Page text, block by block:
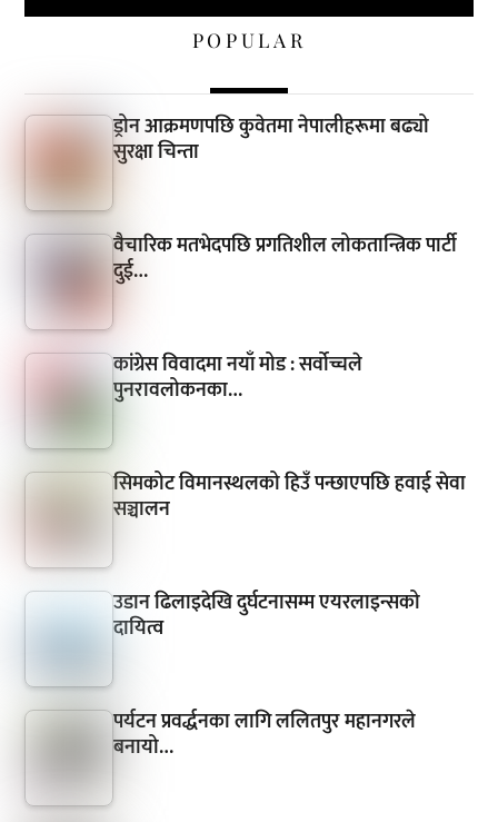
POPULAR
ड्रोन आक्रमणपछि कुवेतमा नेपालीहरूमा बढ्यो
सुरक्षा चिन्ता
वैचारिक मतभेदपछि प्रगतिशील लोकतान्त्रिक पार्टी
दुई…
कांग्रेस विवादमा नयाँ मोड : सर्वोच्चले
पुनरावलोकनका…
सिमकोट विमानस्थलको हिउँ पन्छाएपछि हवाई सेवा
सञ्चालन
उडान ढिलाइदेखि दुर्घटनासम्म एयरलाइन्सको
दायित्व
पर्यटन प्रवर्द्धनका लागि ललितपुर महानगरले
बनायो…